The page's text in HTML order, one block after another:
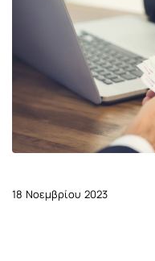
18 Νοεμβρίου 2023